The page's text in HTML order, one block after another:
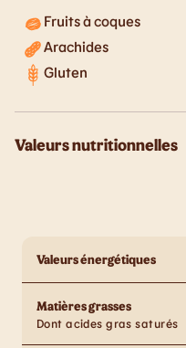
Fruits à coques
Arachides
Gluten
Valeurs nutritionnelles
Valeurs énergétiques
Matières grasses
Dont acides gras saturés